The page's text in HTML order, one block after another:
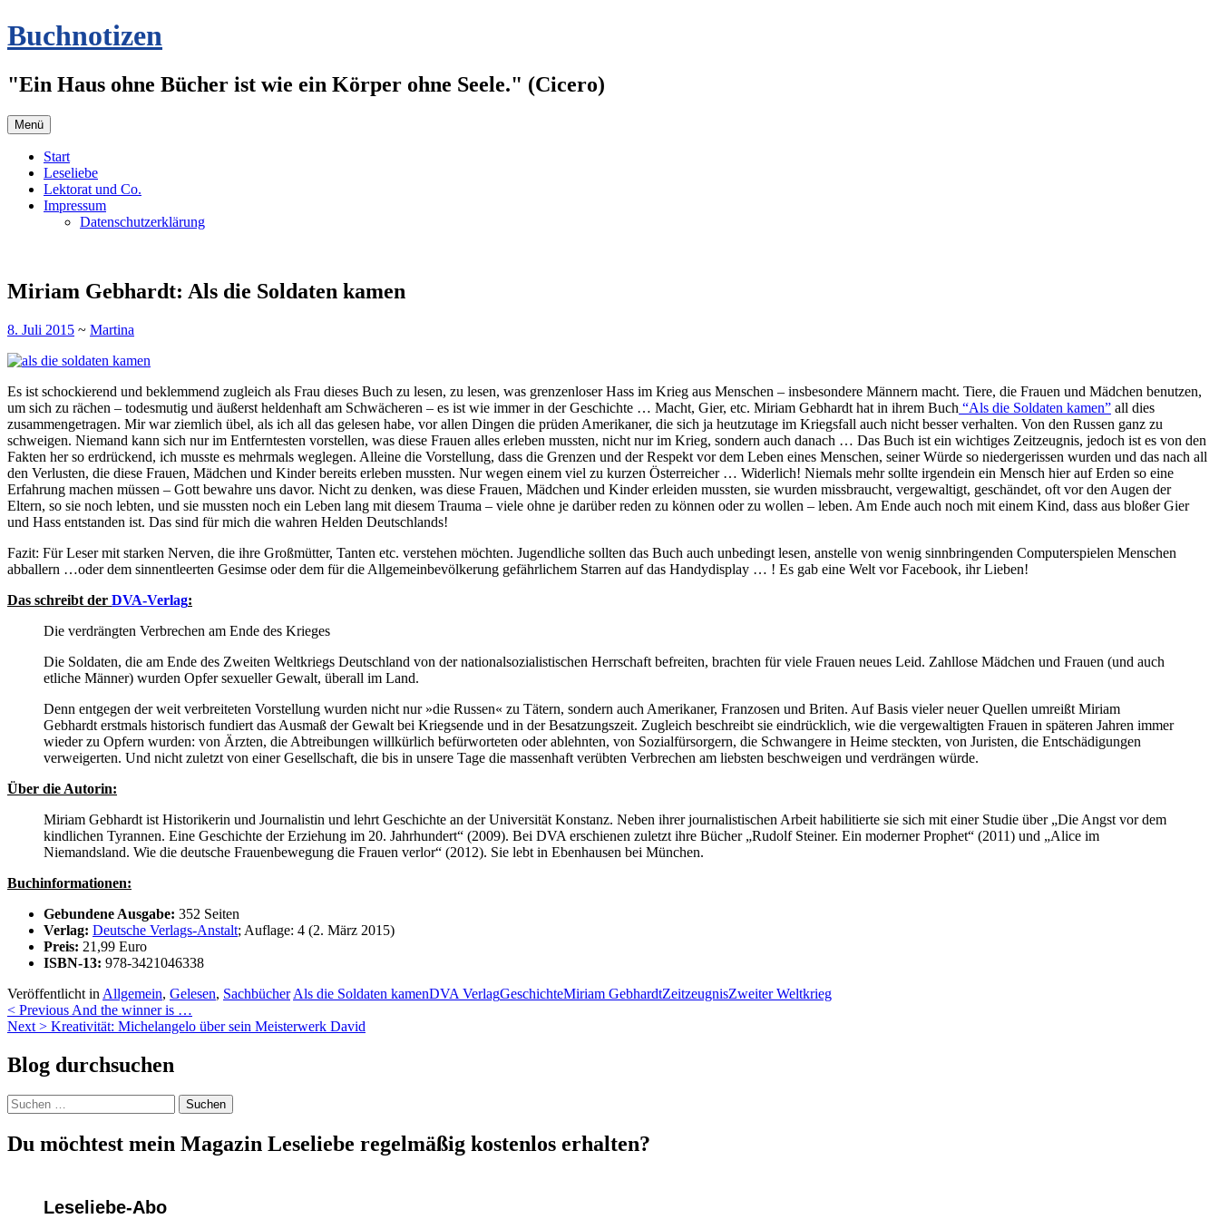
Zum
Inhalt
Buchnotizen
"Ein Haus ohne Bücher ist wie ein Körper ohne Seele." (Cicero)
Menü
Start
Leseliebe
Lektorat und Co.
Impressum
Datenschutzerklärung
Miriam Gebhardt: Als die Soldaten kamen
8. Juli 2015 ~ Martina
Es ist schockierend und beklemmend zugleich als Frau dieses Buch zu lesen, zu lesen, was grenzenloser Hass im Krieg aus Menschen – insbesondere Männern macht. Tiere, die Frauen und Mädchen benutzen,
um sich zu rächen – todesmutig und äußerst heldenhaft am Schwächeren – es ist wie immer in der Geschichte … Macht, Gier, etc. Miriam Gebhardt hat in ihrem Buch “Als die Soldaten kamen” all dies
zusammengetragen. Mir war ziemlich übel, als ich all das gelesen habe, vor allen Dingen die prüden Amerikaner, die sich ja heutzutage im Kriegsfall auch nicht besser verhalten. Von den Russen ganz zu
schweigen. Niemand kann sich nur im Entferntesten vorstellen, was diese Frauen alles erleben mussten, nicht nur im Krieg, sondern auch danach … Das Buch ist ein wichtiges Zeitzeugnis, jedoch ist es von den
Fakten her so erdrückend, ich musste es mehrmals weglegen. Alleine die Vorstellung, dass die Grenzen und der Respekt vor dem Leben eines Menschen, seiner Würde so niedergerissen wurden und das nach all
den Verlusten, die diese Frauen, Mädchen und Kinder bereits erleben mussten. Nur wegen einem viel zu kurzen Österreicher … Widerlich! Niemals mehr sollte irgendein ein Mensch hier auf Erden so eine
Erfahrung machen müssen – Gott bewahre uns davor. Nicht zu denken, was diese Frauen, Mädchen und Kinder erleiden mussten, sie wurden missbraucht, vergewaltigt, geschändet, oft vor den Augen der
Eltern, so sie noch lebten, und sie mussten noch ein Leben lang mit diesem Trauma – viele ohne je darüber reden zu können oder zu wollen – leben. Am Ende auch noch mit einem Kind, dass aus bloßer Gier
und Hass entstanden ist. Das sind für mich die wahren Helden Deutschlands!
Fazit: Für Leser mit starken Nerven, die ihre Großmütter, Tanten etc. verstehen möchten. Jugendliche sollten das Buch auch unbedingt lesen, anstelle von wenig sinnbringenden Computerspielen Menschen
abballern …oder dem sinnentleerten Gesimse oder dem für die Allgemeinbevölkerung gefährlichem Starren auf das Handydisplay … ! Es gab eine Welt vor Facebook, ihr Lieben!
Das schreibt der DVA-Verlag:
Die verdrängten Verbrechen am Ende des Krieges
Die Soldaten, die am Ende des Zweiten Weltkriegs Deutschland von der nationalsozialistischen Herrschaft befreiten, brachten für viele Frauen neues Leid. Zahllose Mädchen und Frauen (und auch
etliche Männer) wurden Opfer sexueller Gewalt, überall im Land.
Denn entgegen der weit verbreiteten Vorstellung wurden nicht nur »die Russen« zu Tätern, sondern auch Amerikaner, Franzosen und Briten. Auf Basis vieler neuer Quellen umreißt Miriam
Gebhardt erstmals historisch fundiert das Ausmaß der Gewalt bei Kriegsende und in der Besatzungszeit. Zugleich beschreibt sie eindrücklich, wie die vergewaltigten Frauen in späteren Jahren immer
wieder zu Opfern wurden: von Ärzten, die Abtreibungen willkürlich befürworteten oder ablehnten, von Sozialfürsorgern, die Schwangere in Heime steckten, von Juristen, die Entschädigungen
verweigerten. Und nicht zuletzt von einer Gesellschaft, die bis in unsere Tage die massenhaft verübten Verbrechen am liebsten beschweigen und verdrängen würde.
Über die Autorin:
Miriam Gebhardt ist Historikerin und Journalistin und lehrt Geschichte an der Universität Konstanz. Neben ihrer journalistischen Arbeit habilitierte sie sich mit einer Studie über „Die Angst vor dem
kindlichen Tyrannen. Eine Geschichte der Erziehung im 20. Jahrhundert“ (2009). Bei DVA erschienen zuletzt ihre Bücher „Rudolf Steiner. Ein moderner Prophet“ (2011) und „Alice im
Niemandsland. Wie die deutsche Frauenbewegung die Frauen verlor“ (2012). Sie lebt in Ebenhausen bei München.
Buchinformationen:
Gebundene Ausgabe: 352 Seiten
Verlag: Deutsche Verlags-Anstalt; Auflage: 4 (2. März 2015)
Preis: 21,99 Euro
ISBN-13: 978-3421046338
Veröffentlicht in Allgemein, Gelesen, Sachbücher Als die Soldaten kamenDVA VerlagGeschichteMiriam GebhardtZeitzeugnisZweiter Weltkrieg
Beitragsnavigation
< Previous And the winner is …
Next > Kreativität: Michelangelo über sein Meisterwerk David
Blog durchsuchen
Suchen
nach:
Du möchtest mein Magazin Leseliebe regelmäßig kostenlos erhalten?
Leseliebe-Abo